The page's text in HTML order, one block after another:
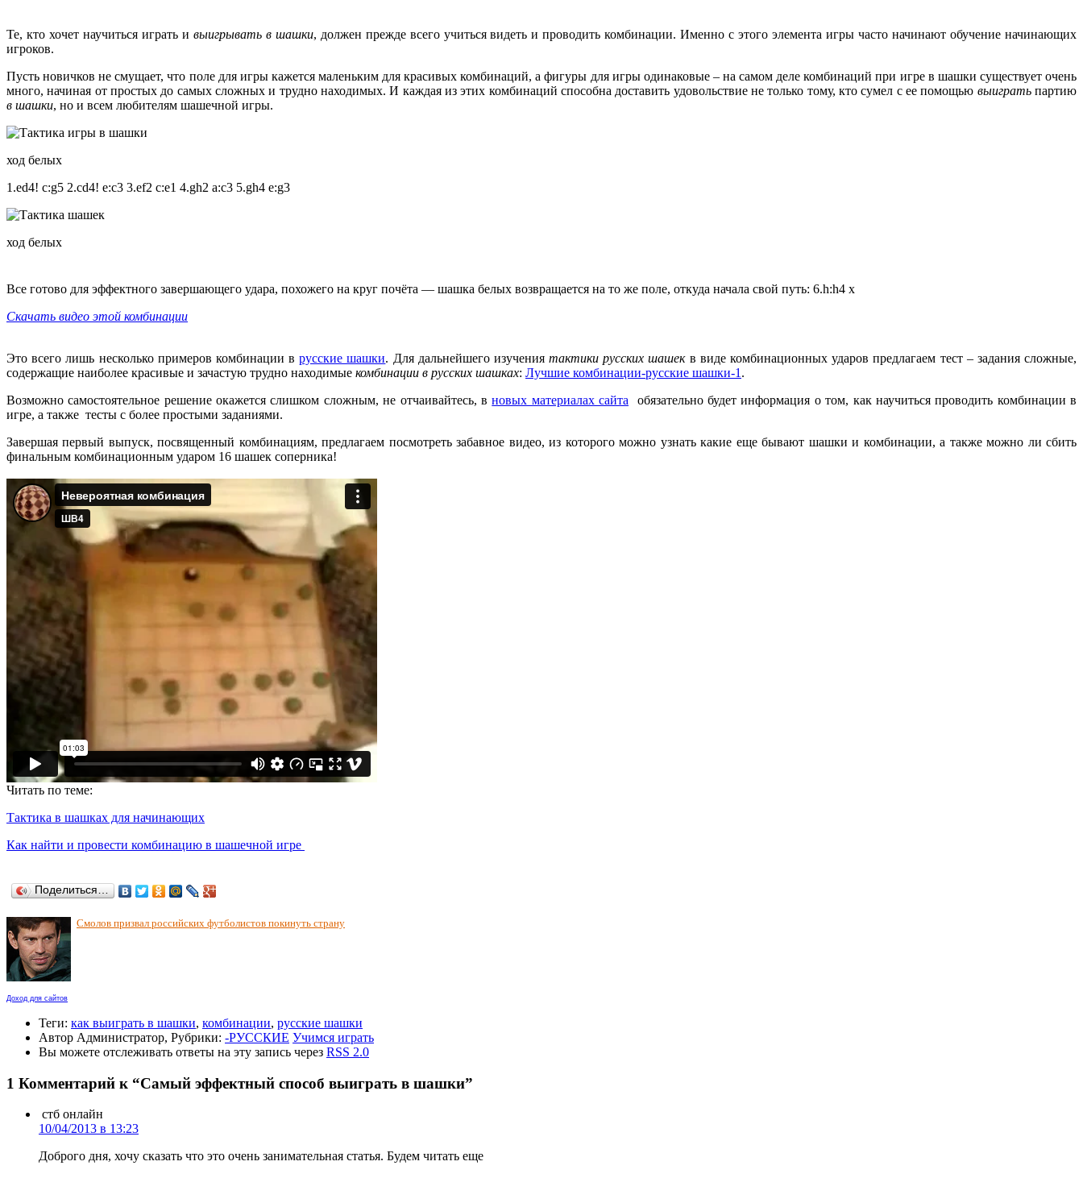
Те, кто хочет научиться играть и выигрывать в шашки, должен прежде всего учиться видеть и проводить комбинации. Именно с этого элемента игры часто начинают обучение начинающих
игроков.
Пусть новичков не смущает, что поле для игры кажется маленьким для красивых комбинаций, а фигуры для игры одинаковые – на самом деле комбинаций при игре в шашки существует очень
много, начиная от простых до самых сложных и трудно находимых. И каждая из этих комбинаций способна доставить удовольствие не только тому, кто сумел с ее помощью выигратьпартию
в шашки, но и всем любителям шашечной игры.
ход белых
1.ed4! c:g5 2.cd4! e:c3 3.ef2 c:e1 4.gh2 a:c3 5.gh4 e:g3
ход белых
Все готово для эффектного завершающего удара, похожего на круг почёта — шашка белых возвращается на то же поле, откуда начала свой путь: 6.h:h4 x
Скачать видео этой комбинации
Это всего лишь несколько примеров комбинации врусские шашки. Для дальнейшего изучениятактики русских шашекв виде комбинационных ударов предлагаем тест – задания сложные,
содержащие наиболее красивые и зачастую трудно находимые комбинации в русских шашках: Лучшие комбинации-русские шашки-1 .
Возможно самостоятельное решение окажется слишком сложным, не отчаивайтесь, вновых материалах сайта обязательно будет информация о том, как научиться проводить комбинации в
игре, а также тесты с более простыми заданиями.
Завершая первый выпуск, посвященный комбинациям, предлагаем посмотреть забавное видео, из которого можно узнать какие еще бывают шашки и комбинации, а также можно ли сбить
финальным комбинационным ударом 16 шашек соперника!
Читать по теме:
Тактика в шашках для начинающих
Как найти и провести комбинацию в шашечной игре
Поделиться…
Смолов призвал российских футболистов покинуть страну
Доход для сайтов
Теги: как выиграть в шашки, комбинации, русские шашки
Автор Администратор, Рубрики: -РУССКИЕ Учимся играть
Вы можете отслеживать ответы на эту запись через RSS 2.0
1 Комментарий к “Самый эффектный способ выиграть в шашки”
стб онлайн
10/04/2013 в 13:23
Доброго дня, хочу сказать что это очень занимательная статья. Будем читать еще